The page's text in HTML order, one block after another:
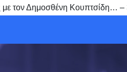
τον Δημοσθένη Κουπτσίδη…